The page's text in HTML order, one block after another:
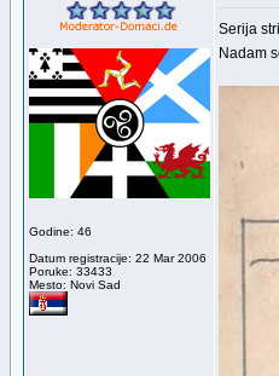
Godine: 46
Datum registracije: 22 Mar 2006
Poruke: 33433
Mesto: Novi Sad
Serija
Nadam